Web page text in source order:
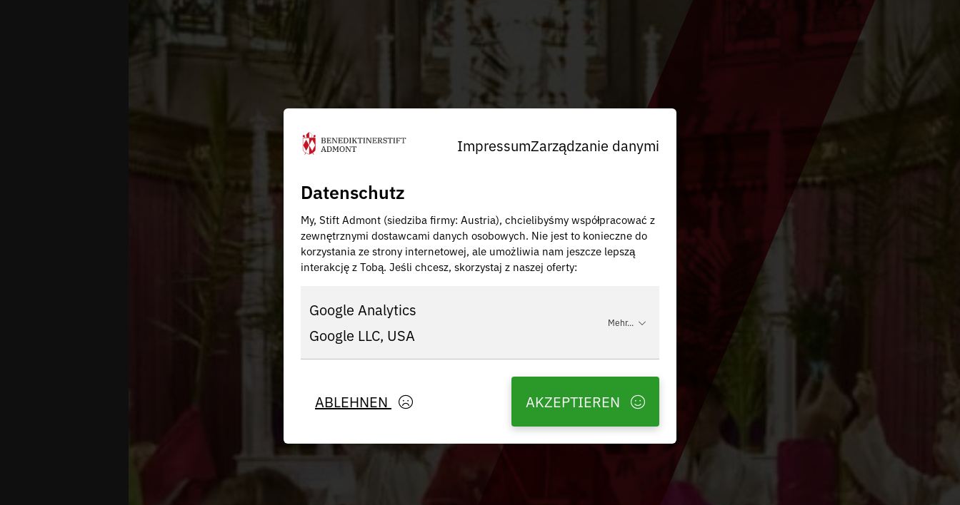
ImpressumZarządzanie danymi
Datenschutz
My, Stift Admont (siedziba firmy: Austria), chcielibyśmy współpracować z
zewnętrznymi dostawcami danych osobowych. Nie jest to konieczne do
korzystania ze strony internetowej, ale umożliwia nam jeszcze lepszą
interakcję z Tobą. Jeśli chcesz, skorzystaj z naszej oferty:
Google Analytics
Google LLC, USA
Mehr...
ABLEHNEN AKZEPTIEREN